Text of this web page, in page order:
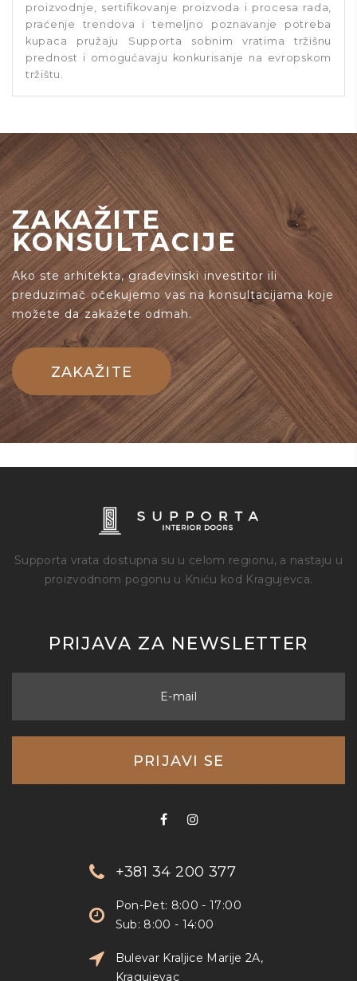
proizvodnje, sertifikovanje proizvoda i procesa rada,
praćenje trendova i temeljno poznavanje potreba
kupaca pružaju Supporta sobnim vratima tržišnu
prednost i omogućavaju konkurisanje na evropskom
tržištu.
ZAKAŽITE
KONSULTACIJE
Ako ste arhitekta, građevinski investitor ili
preduzimač očekujemo vas na konsultacijama koje
možete da zakažete odmah.
ZAKAŽITE
Supporta vrata dostupna su u celom regionu, a nastaju u
proizvodnom pogonu u Kniću kod Kragujevca.
PRIJAVA ZA NEWSLETTER
E-mail
PRIJAVI SE
+381 34 200 377
Pon-Pet: 8:00 - 17:00
Sub: 8:00 - 14:00
Bulevar Kraljice Marije 2A,
Kragujevac